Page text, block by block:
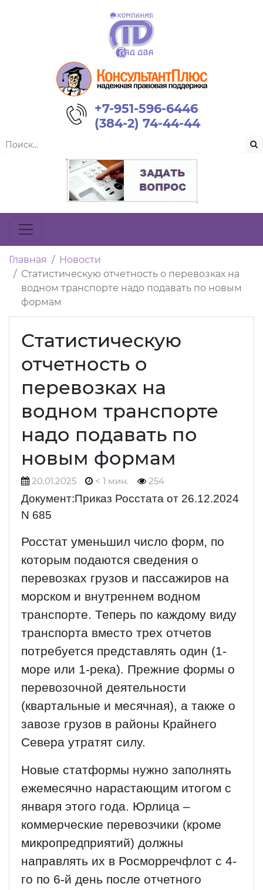
+7-951-596-6446
(384-2) 74-44-44
Главная
Новости
Статистическую отчетность о перевозках на
водном транспорте надо подавать по новым
формам
Статистическую
отчетность о
перевозках на
водном транспорте
надо подавать по
новым формам
20.01.2025 < 1 мин. 254
Документ:Приказ Росстата от 26.12.2024
N 685
Росстат уменьшил число форм, по
которым подаются сведения о
перевозках грузов и пассажиров на
морском и внутреннем водном
транспорте. Теперь по каждому виду
транспорта вместо трех отчетов
потребуется представлять один (1-
море или 1-река). Прежние формы о
перевозочной деятельности
(квартальные и месячная), а также о
завозе грузов в районы Крайнего
Севера утратят силу.
Новые статформы нужно заполнять
ежемесячно нарастающим итогом с
января этого года. Юрлица –
коммерческие перевозчики (кроме
микропредприятий) должны
направлять их в Росморречфлот с 4-
го по 6-й день после отчетного